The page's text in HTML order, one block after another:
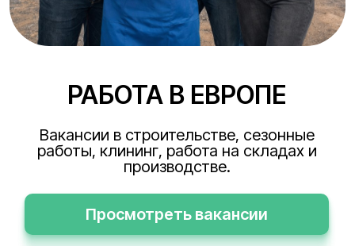
РАБОТА В ЕВРОПЕ
Вакансии в строительстве, сезонные
работы, клининг, работа на складах и
производстве.
Просмотреть вакансии